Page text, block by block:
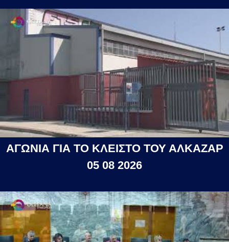
ΑΓΩΝΙΑ ΓΙΑ ΤΟ ΚΛΕΙΣΤΟ ΤΟΥ ΑΛΚΑΖΑΡ
05 08 2026